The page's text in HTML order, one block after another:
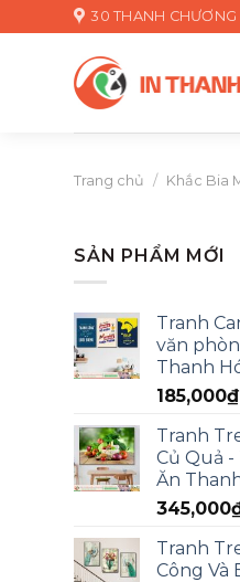
to
30 THANH
Trang chủ / Khắc Bia
SẢN PHẨM MỚI
Tranh
văn
Thanh
185,000₫
Tranh
Củ Quả
Ăn
345,000
Tranh
Công Và